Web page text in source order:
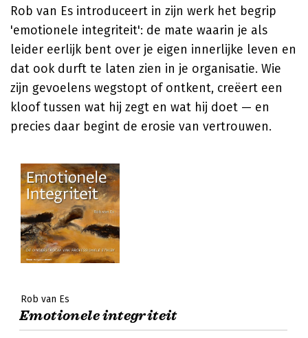
Rob van Es introduceert in zijn werk het begrip
'emotionele integriteit': de mate waarin je als
leider eerlijk bent over je eigen innerlijke leven en
dat ook durft te laten zien in je organisatie. Wie
zijn gevoelens wegstopt of ontkent, creëert een
kloof tussen wat hij zegt en wat hij doet — en
precies daar begint de erosie van vertrouwen.
Rob van Es
Emotionele integriteit